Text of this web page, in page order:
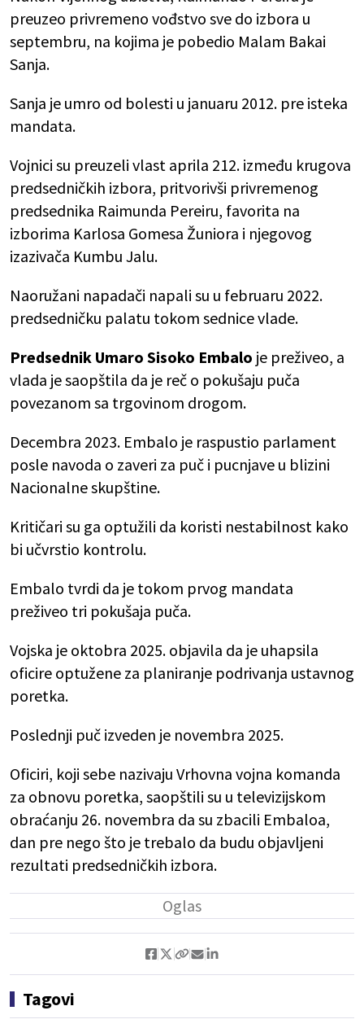
preuzeo privremeno vođstvo sve do izbora u
septembru, na kojima je pobedio Malam Bakai
Sanja.
Sanja je umro od bolesti u januaru 2012. pre isteka
mandata.
Vojnici su preuzeli vlast aprila 212. između krugova
predsedničkih izbora, pritvorivši privremenog
predsednika Raimunda Pereiru, favorita na
izborima Karlosa Gomesa Žuniora i njegovog
izazivača Kumbu Jalu.
Naoružani napadači napali su u februaru 2022.
predsedničku palatu tokom sednice vlade.
Predsednik Umaro Sisoko Embalo je preživeo, a
vlada je saopštila da je reč o pokušaju puča
povezanom sa trgovinom drogom.
Decembra 2023. Embalo je raspustio parlament
posle navoda o zaveri za puč i pucnjave u blizini
Nacionalne skupštine.
Kritičari su ga optužili da koristi nestabilnost kako
bi učvrstio kontrolu.
Embalo tvrdi da je tokom prvog mandata
preživeo tri pokušaja puča.
Vojska je oktobra 2025. objavila da je uhapsila
oficire optužene za planiranje podrivanja ustavnog
poretka.
Poslednji puč izveden je novembra 2025.
Oficiri, koji sebe nazivaju Vrhovna vojna komanda
za obnovu poretka, saopštili su u televizijskom
obraćanju 26. novembra da su zbacili Embaloa,
dan pre nego što je trebalo da budu objavljeni
rezultati predsedničkih izbora.
Tagovi